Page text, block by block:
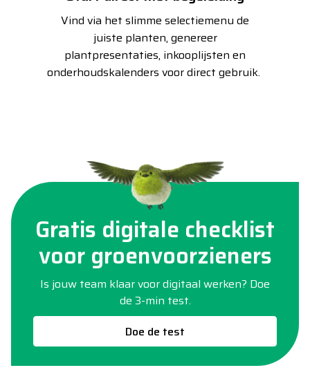
Vind via het slimme selectiemenu de
juiste planten, genereer
plantpresentaties, inkooplijsten en
onderhoudskalenders voor direct gebruik.
Gratis digitale checklist
voor groenvoorzieners
Is jouw team klaar voor digitaal werken? Doe
de 3-min test.
Doe de test